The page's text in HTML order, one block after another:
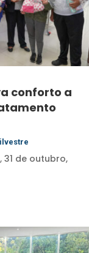
conforto a
de outubro,